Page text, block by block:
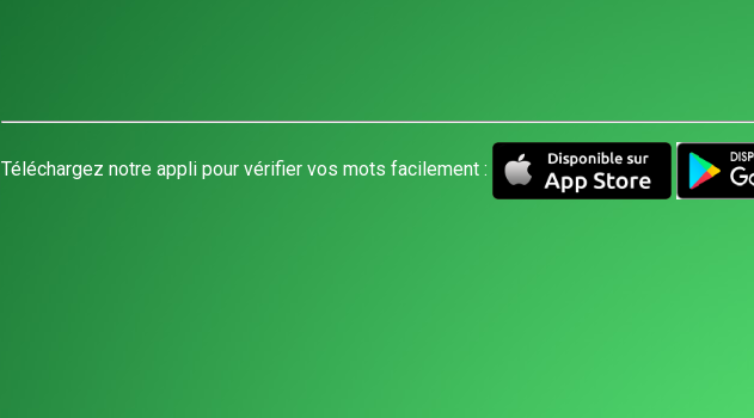
Téléchargez notre appli pour vérifier vos mots facilement :